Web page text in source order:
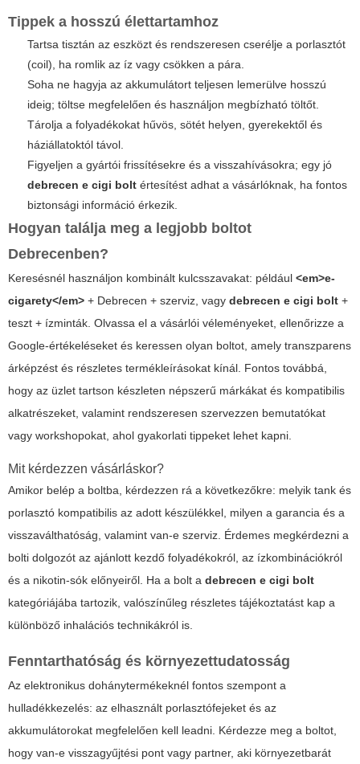
Tippek a hosszú élettartamhoz
Tartsa tisztán az eszközt és rendszeresen cserélje a porlasztót
(coil), ha romlik az íz vagy csökken a pára.
Soha ne hagyja az akkumulátort teljesen lemerülve hosszú
ideig; töltse megfelelően és használjon megbízható töltőt.
Tárolja a folyadékokat hűvös, sötét helyen, gyerekektől és
háziállatoktól távol.
Figyeljen a gyártói frissítésekre és a visszahívásokra; egy jó
debrecen e cigi bolt értesítést adhat a vásárlóknak, ha fontos
biztonsági információ érkezik.
Hogyan találja meg a legjobb boltot
Debrecenben?
Keresésnél használjon kombinált kulcsszavakat: például <em>e-
cigarety</em> + Debrecen + szerviz, vagy debrecen e cigi bolt +
teszt + ízminták. Olvassa el a vásárlói véleményeket, ellenőrizze a
Google-értékeléseket és keressen olyan boltot, amely transzparens
árképzést és részletes termékleírásokat kínál. Fontos továbbá,
hogy az üzlet tartson készleten népszerű márkákat és kompatibilis
alkatrészeket, valamint rendszeresen szervezzen bemutatókat
vagy workshopokat, ahol gyakorlati tippeket lehet kapni.
Mit kérdezzen vásárláskor?
Amikor belép a boltba, kérdezzen rá a következőkre: melyik tank és
porlasztó kompatibilis az adott készülékkel, milyen a garancia és a
visszaválthatóság, valamint van-e szerviz. Érdemes megkérdezni a
bolti dolgozót az ajánlott kezdő folyadékokról, az ízkombinációkról
és a nikotin-sók előnyeiről. Ha a bolt a debrecen e cigi bolt
kategóriájába tartozik, valószínűleg részletes tájékoztatást kap a
különböző inhalációs technikákról is.
Fenntarthatóság és környezettudatosság
Az elektronikus dohánytermékeknél fontos szempont a
hulladékkezelés: az elhasznált porlasztófejeket és az
akkumulátorokat megfelelően kell leadni. Kérdezze meg a boltot,
hogy van-e visszagyűjtési pont vagy partner, aki környezetbarát